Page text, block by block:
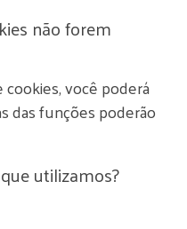
não forem
cookies, você poderá
das funções poderão
utilizamos?